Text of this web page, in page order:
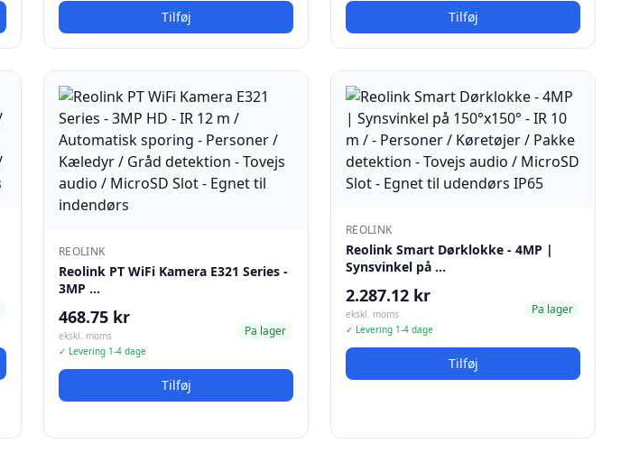
Tilføj Tilføj
REOLINK
Reolink PT WiFi Kamera E321 Series -
3MP …
468.75 kr
ekskl. moms
✓ Levering 1-4 dage
Pa lager
Tilføj
REOLINK
Reolink Smart Dørklokke - 4MP |
Synsvinkel på …
2.287.12 kr
ekskl. moms
✓ Levering 1-4 dage
Pa lager
Tilføj